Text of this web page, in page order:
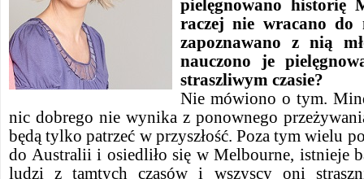
pielęgnowano historię
raczej nie wracano do
zapoznawano z nią
nauczono je
straszliwym czasie?
Nie mówiono o tym.
nic dobrego nie wynika z ponownego
będą tylko patrzeć w przyszłość. Poza tym wielu
do Australii i osiedliło się w Melbourne, istnieje
ludzi z tamtych czasów i wszyscy oni